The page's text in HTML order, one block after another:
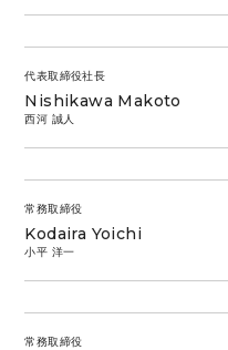
代表取締役社長
Nishikawa Makoto
西河 誠人
常務取締役
Kodaira Yoichi
小平 洋一
常務取締役